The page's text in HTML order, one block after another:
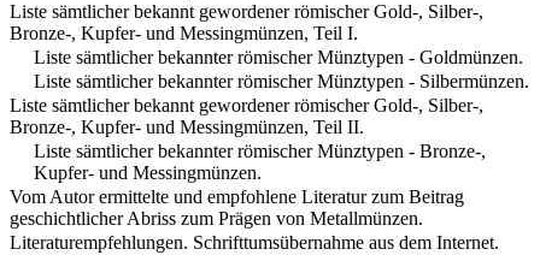
Liste sämtlicher bekannt gewordener römischer Gold-, Silber-,
Bronze-, Kupfer- und Messingmünzen, Teil I.
Liste sämtlicher bekannter römischer Münztypen - Goldmünzen.
Liste sämtlicher bekannter römischer Münztypen - Silbermünzen.
Liste sämtlicher bekannt gewordener römischer Gold-, Silber-,
Bronze-, Kupfer- und Messingmünzen, Teil II.
Liste sämtlicher bekannter römischer Münztypen - Bronze-,
Kupfer- und Messingmünzen.
Vom Autor ermittelte und empfohlene Literatur zum Beitrag
geschichtlicher Abriss zum Prägen von Metallmünzen.
Literaturempfehlungen. Schrifttumsübernahme aus dem Internet.